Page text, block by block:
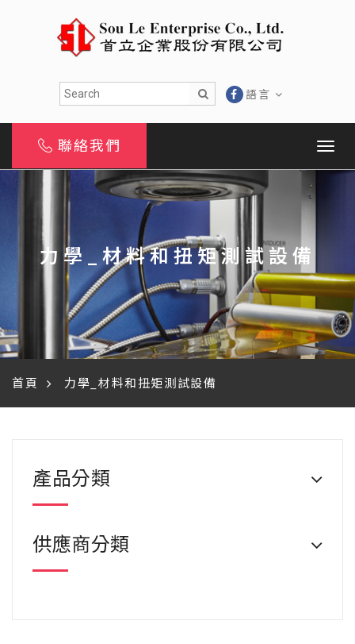
語言
聯絡我們
力學_材料和扭矩測試設備
首頁 力學_材料和扭矩測試設備
產品分類
供應商分類